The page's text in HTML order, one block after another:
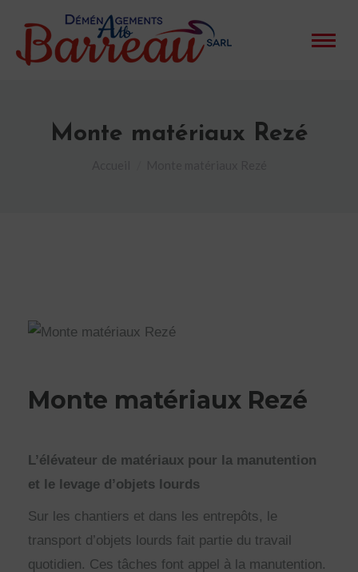
Monte matériaux Rezé
Monte matériaux Rezé
L’élévateur de matériaux pour la manutention
et le levage d’objets lourds
Sur les chantiers et dans les entrepôts, le
transport d’objets lourds fait partie du travail
quotidien. Ces tâches font appel à la manutention.